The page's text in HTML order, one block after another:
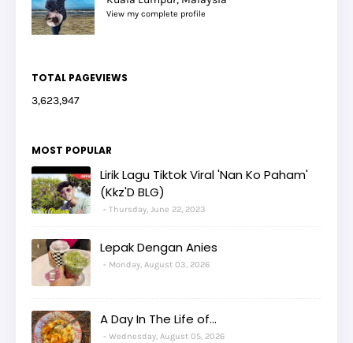
View my complete profile
TOTAL PAGEVIEWS
3,623,947
MOST POPULAR
Lirik Lagu Tiktok Viral 'Nan Ko Paham'
(Kkz'D BLG)
Thursday, June 22, 2023
Lepak Dengan Anies
Monday, August 03, 2026
A Day In The Life of...
Wednesday, August 05, 2026